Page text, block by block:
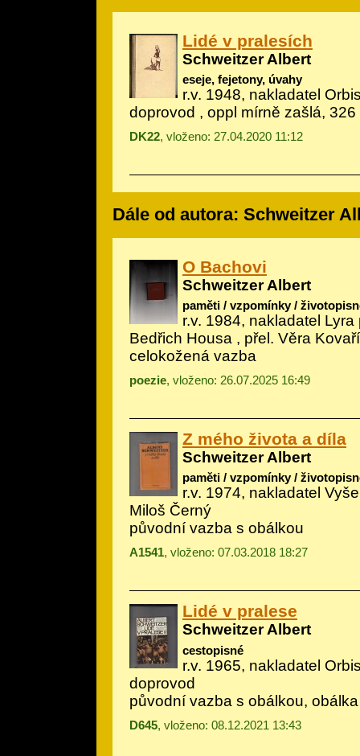
Lidé v pralesích
Schweitzer Albert
eseje, fejetony, úvahy
r.v. 1948, nakladatel
doprovod , oppl mírně zašlá, 326
DK22, vloženo: 27.04.2020 11:12
Dále od autora: Schweitzer
O Bachovi
Schweitzer Albert
paměti / vzpomínky /
r.v. 1984, nakladatel Lyra
Bedřich Housa , přel. Věra
celokožená vazba
poezie, vloženo: 26.07.2025 16:49
Z mého života a díla
Schweitzer Albert
paměti / vzpomínky /
r.v. 1974, nakladatel
Miloš Černý
původní vazba s obálkou
A1541, vloženo: 07.03.2018 18:27
Lidé v pralese
Schweitzer Albert
cestopisné
r.v. 1965, nakladatel
doprovod
původní vazba s obálkou,
D645, vloženo: 08.12.2021 13:43